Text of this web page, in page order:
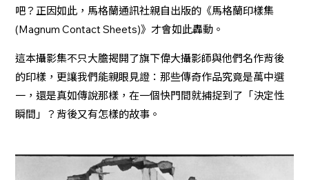
吧？正因如此，馬格蘭通訊社親自出版的《馬格蘭印樣集
(Magnum Contact Sheets)》才會如此轟動。
這本攝影集不只大膽揭開了旗下偉大攝影師與他們名作背後
的印樣，更讓我們能親眼見證：那些傳奇作品究竟是萬中選
一，還是真如傳說那樣，在一個快門間就捕捉到了「決定性
瞬間」？背後又有怎樣的故事。